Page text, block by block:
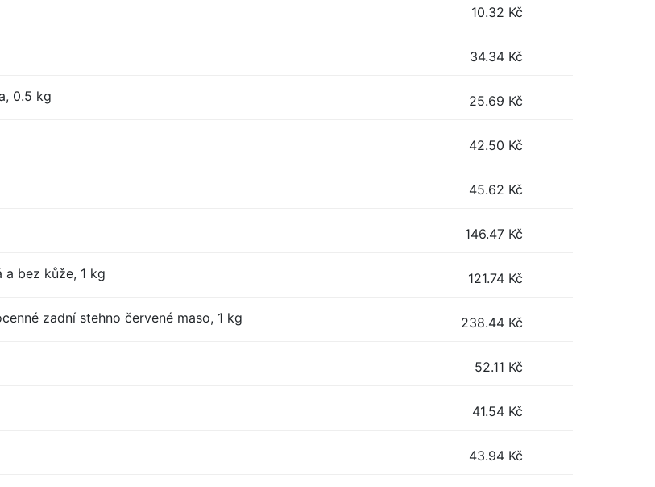
10.32 Kč
34.34 Kč
0.5 kg 25.69 Kč
42.50 Kč
45.62 Kč
146.47 Kč
bez kůže, 1 kg 121.74 Kč
zadní stehno červené maso, 1 kg 238.44 Kč
52.11 Kč
41.54 Kč
43.94 Kč